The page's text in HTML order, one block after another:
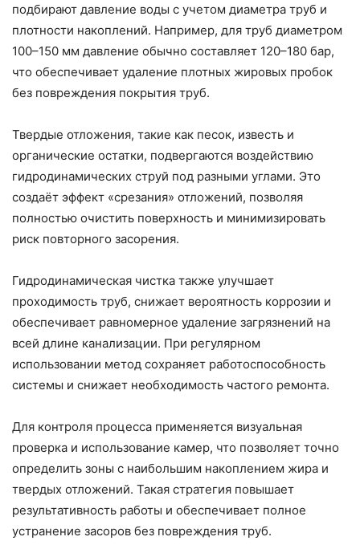
подбирают давление воды с учетом диаметра труб и
плотности накоплений. Например, для труб диаметром
100–150 мм давление обычно составляет 120–180 бар,
что обеспечивает удаление плотных жировых пробок
без повреждения покрытия труб.
Твердые отложения, такие как песок, известь и
органические остатки, подвергаются воздействию
гидродинамических струй под разными углами. Это
создаёт эффект «срезания» отложений, позволяя
полностью очистить поверхность и минимизировать
риск повторного засорения.
Гидродинамическая чистка также улучшает
проходимость труб, снижает вероятность коррозии и
обеспечивает равномерное удаление загрязнений на
всей длине канализации. При регулярном
использовании метод сохраняет работоспособность
системы и снижает необходимость частого ремонта.
Для контроля процесса применяется визуальная
проверка и использование камер, что позволяет точно
определить зоны с наибольшим накоплением жира и
твердых отложений. Такая стратегия повышает
результативность работы и обеспечивает полное
устранение засоров без повреждения труб.